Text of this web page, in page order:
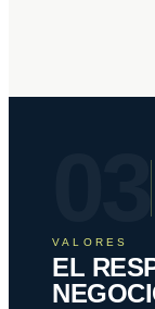
VALORES
EL